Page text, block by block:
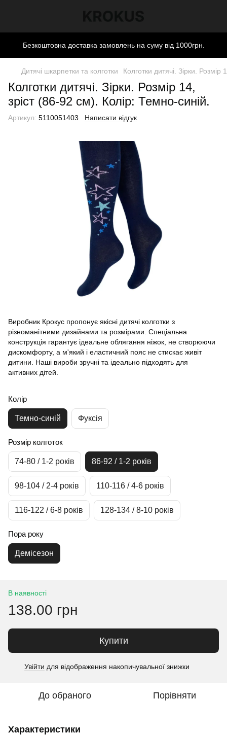
Безкоштовна доставка замовлень на суму від 1000грн.
Дитячі шкарпетки та колготки Колготки дитячі. Зірки.
Колготки дитячі. Зірки. Розмір 14,
зріст (86-92 см). Колір: Темно-синій.
Артикул: 5110051403 Написати відгук
Виробник Крокус пропонує якісні дитячі колготки з
різноманітними дизайнами та розмірами. Спеціальна
конструкція гарантує ідеальне облягання ніжок, не створюючи
дискомфорту, а м'який і еластичний пояс не стискає живіт
дитини. Наші вироби зручні та ідеально підходять для
активних дітей.
Колір
Темно-синій Фуксія
Розмір колготок
74-80 / 1-2 років 86-92 / 1-2 років
98-104 / 2-4 років 110-116 / 4-6 років
116-122 / 6-8 років 128-134 / 8-10 років
Пора року
Демісезон
В наявності
138.00 грн
Купити
Увійти для відображення накопичувальної знижки
До обраного Порівняти
Характеристики